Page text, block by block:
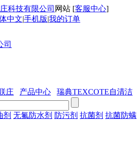
科技有限公司 网站 [客服中心]
中文|手机版|我的订单
庄 产品中心 瑞典TEXCOTE自清洁
剂 无氟防水剂 防污剂 抗菌剂 抗菌防螨